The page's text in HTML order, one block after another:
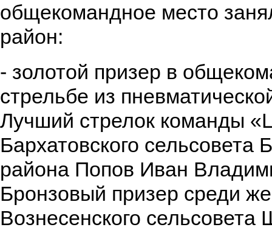
общекомандное место
район:
- золотой призер в
стрельбе из
Лучший стрелок команды
Бархатовского сельсовета
района Попов Иван
Бронзовый призер среди
Вознесенского